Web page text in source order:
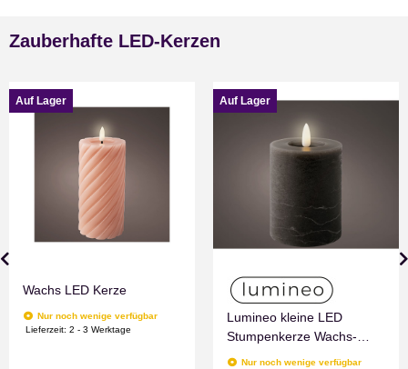
Zauberhafte LED-Kerzen
Auf Lager
Wachs LED Kerze
Nur noch wenige verfügbar
Lieferzeit:2 - 3 Werktage
Auf Lager
Lumineo kleine LED
Stumpenkerze Wachs-
Optik Grau mit Timer
Nur noch wenige verfügbar